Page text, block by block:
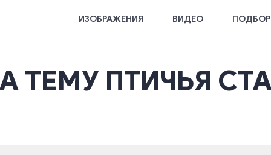
ИЗОБРАЖЕНИЯ ВИДЕО
ТЕМУ ПТИЧЬЯ